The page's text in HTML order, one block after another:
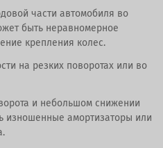
части автомобиля во
быть неравномерное
крепления колес.
на резких поворотах или во
и небольшом снижении
изношенные амортизаторы или